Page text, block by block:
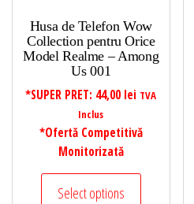
Husa de Telefon Wow
Collection pentru Orice
Model Realme – Among
Us 001
*SUPER PRET: 44,00 lei TVA
Inclus
*Ofertă Competitivă
Monitorizată
Select options